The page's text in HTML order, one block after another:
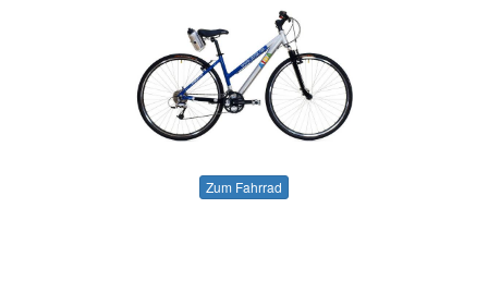
Zum Fahrrad